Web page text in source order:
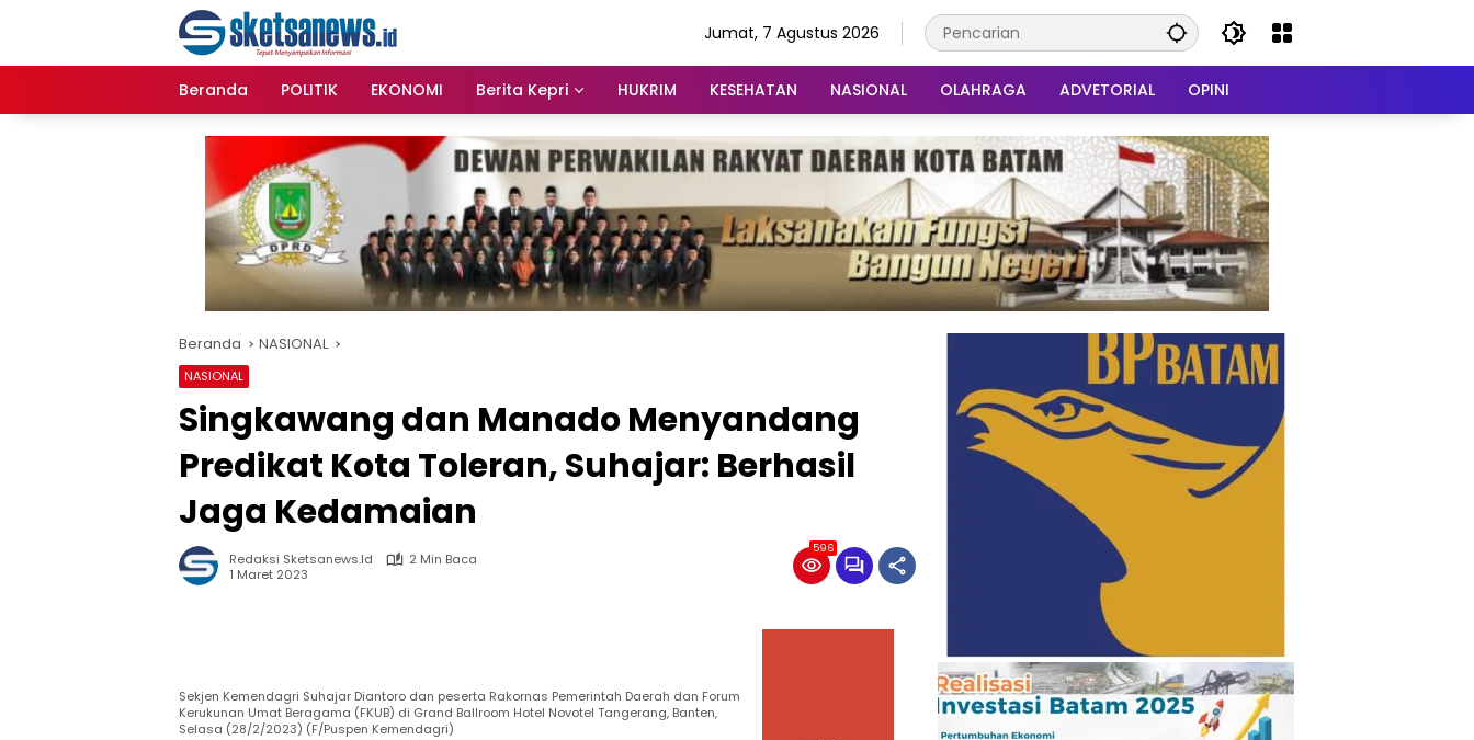
Jumat, 7 Agustus 2026
Beranda POLITIK EKONOMI Berita Kepri HUKRIM KESEHATAN NASIONAL OLAHRAGA ADVETORIAL OPINI
Beranda NASIONAL
NASIONAL
Singkawang dan Manado Menyandang
Predikat Kota Toleran, Suhajar: Berhasil
Jaga Kedamaian
Redaksi Sketsanews.id
2 Min Baca
1 Maret 2023
596
Sekjen Kemendagri Suhajar Diantoro dan peserta Rakornas Pemerintah Daerah dan Forum
Kerukunan Umat Beragama (FKUB) di Grand Ballroom Hotel Novotel Tangerang, Banten,
Selasa (28/2/2023) (F/Puspen Kemendagri)